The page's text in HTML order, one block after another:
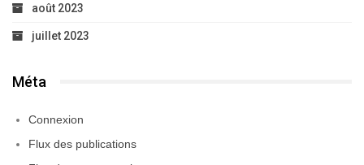
août 2023
juillet 2023
Méta
Connexion
Flux des publications